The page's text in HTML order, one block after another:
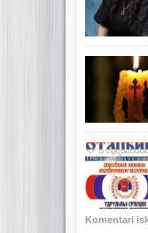
Komentari